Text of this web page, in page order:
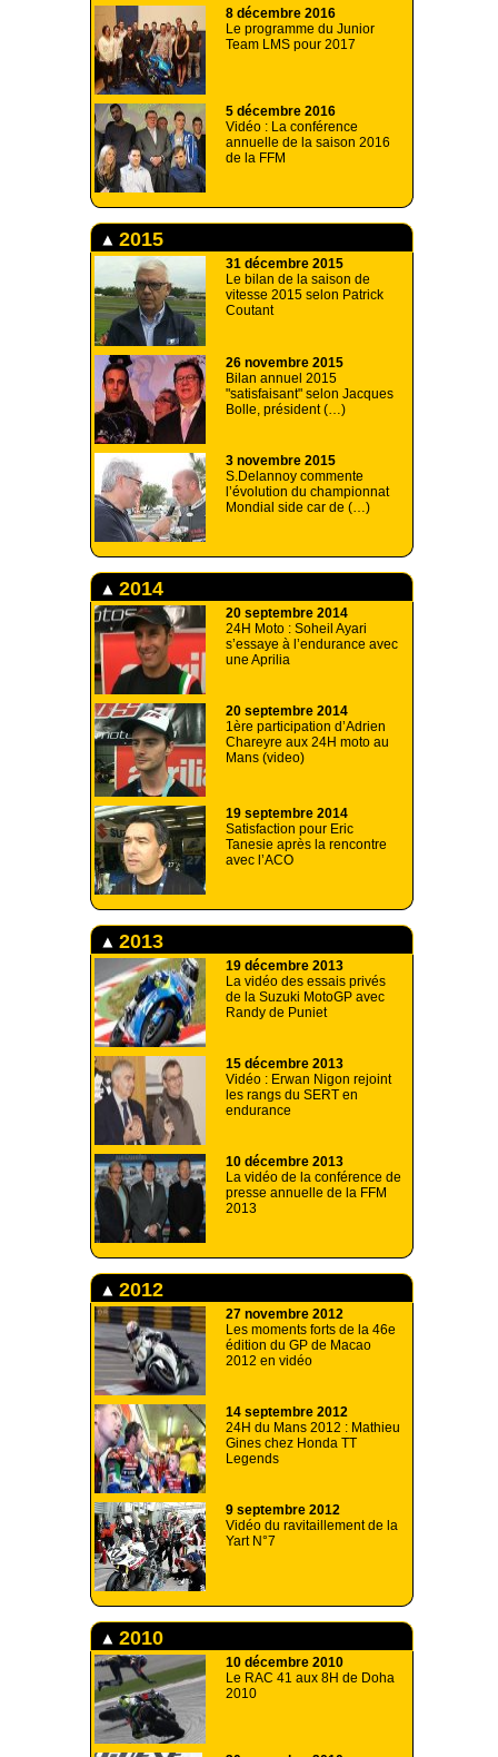
8 décembre 2016
Le programme du Junior
Team LMS pour 2017
5 décembre 2016
Vidéo : La conférence
annuelle de la saison 2016
de la FFM
2015
31 décembre 2015
Le bilan de la saison de
vitesse 2015 selon Patrick
Coutant
26 novembre 2015
Bilan annuel 2015
"satisfaisant" selon Jacques
Bolle, président (…)
3 novembre 2015
S.Delannoy commente
l’évolution du championnat
Mondial side car de (…)
2014
20 septembre 2014
24H Moto : Soheil Ayari
s’essaye à l’endurance avec
une Aprilia
20 septembre 2014
1ère participation d’Adrien
Chareyre aux 24H moto au
Mans (video)
19 septembre 2014
Satisfaction pour Eric
Tanesie après la rencontre
avec l’ACO
2013
19 décembre 2013
La vidéo des essais privés
de la Suzuki MotoGP avec
Randy de Puniet
15 décembre 2013
Vidéo : Erwan Nigon rejoint
les rangs du SERT en
endurance
10 décembre 2013
La vidéo de la conférence de
presse annuelle de la FFM
2013
2012
27 novembre 2012
Les moments forts de la 46e
édition du GP de Macao
2012 en vidéo
14 septembre 2012
24H du Mans 2012 : Mathieu
Gines chez Honda TT
Legends
9 septembre 2012
Vidéo du ravitaillement de la
Yart N°7
2010
10 décembre 2010
Le RAC 41 aux 8H de Doha
2010